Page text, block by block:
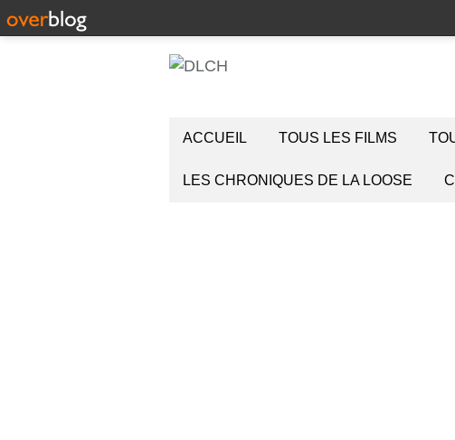
ACCUEIL TOUS LES FILMS
LES CHRONIQUES DE LA LOOSE